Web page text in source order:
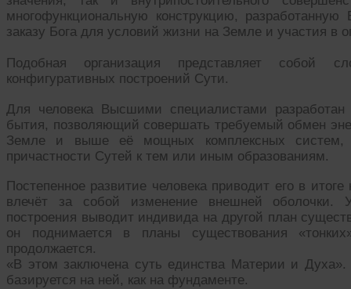
многофункциональную конструкцию,
заказу Бога для условий жизни на Земле и участия в
Подобная организация представляет собой
конфигуративных построений Сути.
Для человека Высшими специалистами разработан
бытия, позволяющий совершать требуемый обмен
Земле и выше её мощных комплексных систем,
причастности Сутей к тем или иным образованиям.
Постепенное развитие человека приводит его в
влечёт за собой изменение внешней оболочки.
построения выводит индивида на другой план
он поднимается в планы существования
продолжается.
«В этом заключена суть единства Материи и
базируется на ней, как на фундаменте.